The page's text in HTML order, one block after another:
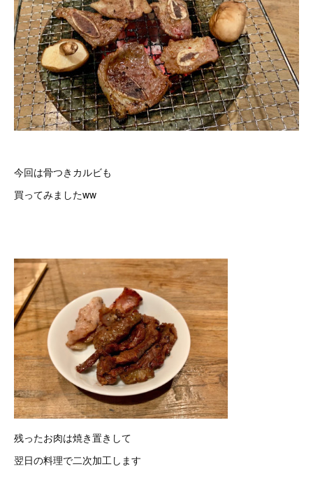
今回は骨つきカルビも
買ってみましたww
残ったお肉は焼き置きして
翌日の料理で二次加工します